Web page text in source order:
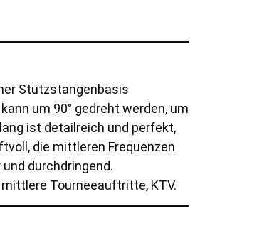
Stützstangenbasis
um 90° gedreht werden, um
ist detailreich und perfekt,
die mittleren Frequenzen
durchdringend.
Tourneeauftritte, KTV.